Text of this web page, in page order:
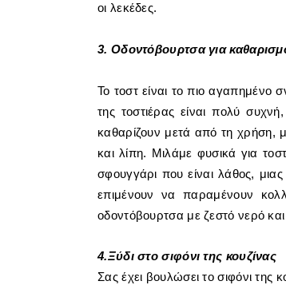
οι λεκέδες.
3. Οδοντόβουρτσα για
Το τοστ είναι το πιο αγαπημένο
της τοστιέρας είναι πολύ
καθαρίζουν μετά από τη χρήση,
και λίπη. Μιλάμε φυσικά για
σφουγγάρι που είναι λάθος,
επιμένουν να παραμένουν
οδοντόβουρτσα με ζεστό νερό
4.Ξύδι στο σιφόνι της κουζίνας
Σας έχει βουλώσει το σιφόνι της